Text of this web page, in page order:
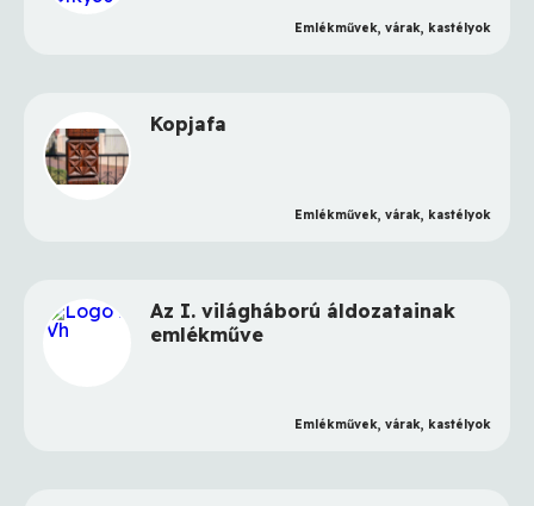
Emlékművek, várak, kastélyok
Kopjafa
Emlékművek, várak, kastélyok
Az I. világháború áldozatainak
emlékműve
Emlékművek, várak, kastélyok